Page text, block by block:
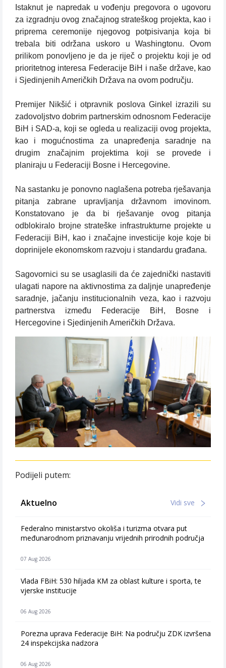
Istaknut je napredak u vođenju pregovora o ugovoru
za izgradnju ovog značajnog strateškog projekta, kao i
priprema ceremonije njegovog potpisivanja koja bi
trebala biti održana uskoro u Washingtonu. Ovom
prilikom ponovljeno je da je riječ o projektu koji je od
prioritetnog interesa Federacije BiH i naše države, kao
i Sjedinjenih Američkih Država na ovom području.
Premijer Nikšić i otpravnik poslova Ginkel izrazili su
zadovoljstvo dobrim partnerskim odnosnom Federacije
BiH i SAD-a, koji se ogleda u realizaciji ovog projekta,
kao i mogućnostima za unapređenja saradnje na
drugim značajnim projektima koji se provede i
planiraju u Federaciji Bosne i Hercegovine.
Na sastanku je ponovno naglašena potreba rješavanja
pitanja zabrane upravljanja državnom imovinom.
Konstatovano je da bi rješavanje ovog pitanja
odblokiralo brojne strateške infrastrukturne projekte u
Federaciji BiH, kao i značajne investicije koje koje bi
doprinijele ekonomskom razvoju i standardu građana.
Sagovornici su se usaglasili da će zajednički nastaviti
ulagati napore na aktivnostima za daljnje unapređenje
saradnje, jačanju institucionalnih veza, kao i razvoju
partnerstva između Federacije BiH, Bosne i
Hercegovine i Sjedinjenih Američkih Država.
Podijeli putem:
Aktuelno Vidi sve
Federalno ministarstvo okoliša i turizma otvara put
međunarodnom priznavanju vrijednih prirodnih područja
07 Aug 2026
Vlada FBiH: 530 hiljada KM za oblast kulture i sporta, te
vjerske institucije
06 Aug 2026
Porezna uprava Federacije BiH: Na području ZDK izvršena
24 inspekcijska nadzora
06 Aug 2026